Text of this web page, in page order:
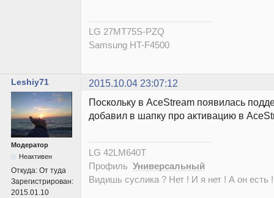
LG 27MT75S-PZQ
Samsung HT-F4500
Leshiy71 2015.10.04 23:07:12
Модератор
Неактивен
Откуда: От туда
Зарегистрирован:
2015.01.10
Поскольку в AceStream появилась
добавил в шапку про активацию в
LG 42LM640T
Профиль Универсальный
Видишь суслика ? Нет ! И я нет ! А он есть